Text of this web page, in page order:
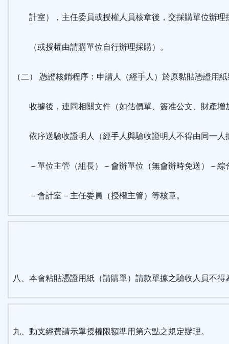
計室），主任委員或授權人員核章後，交採購單位辦理
（或授權由請購單位自行辦理採購）。
（二） 憑證核銷程序：申請人（經手人）於原黏貼憑證用
收據後，連同相關文件（如估價單、簽准公文、財產增
依序送驗收證明人（經手人與驗收證明人不得由同一人
－單位主管（組長）－會辦單位（無會辦時免送）－綜
－會計室－主任委員（授權主管）等核章。
八、本會粘貼憑證用紙（請購單）請款單據之驗收人員不得
九、動支經費請示單授權限額準用第六點之規定辦理。